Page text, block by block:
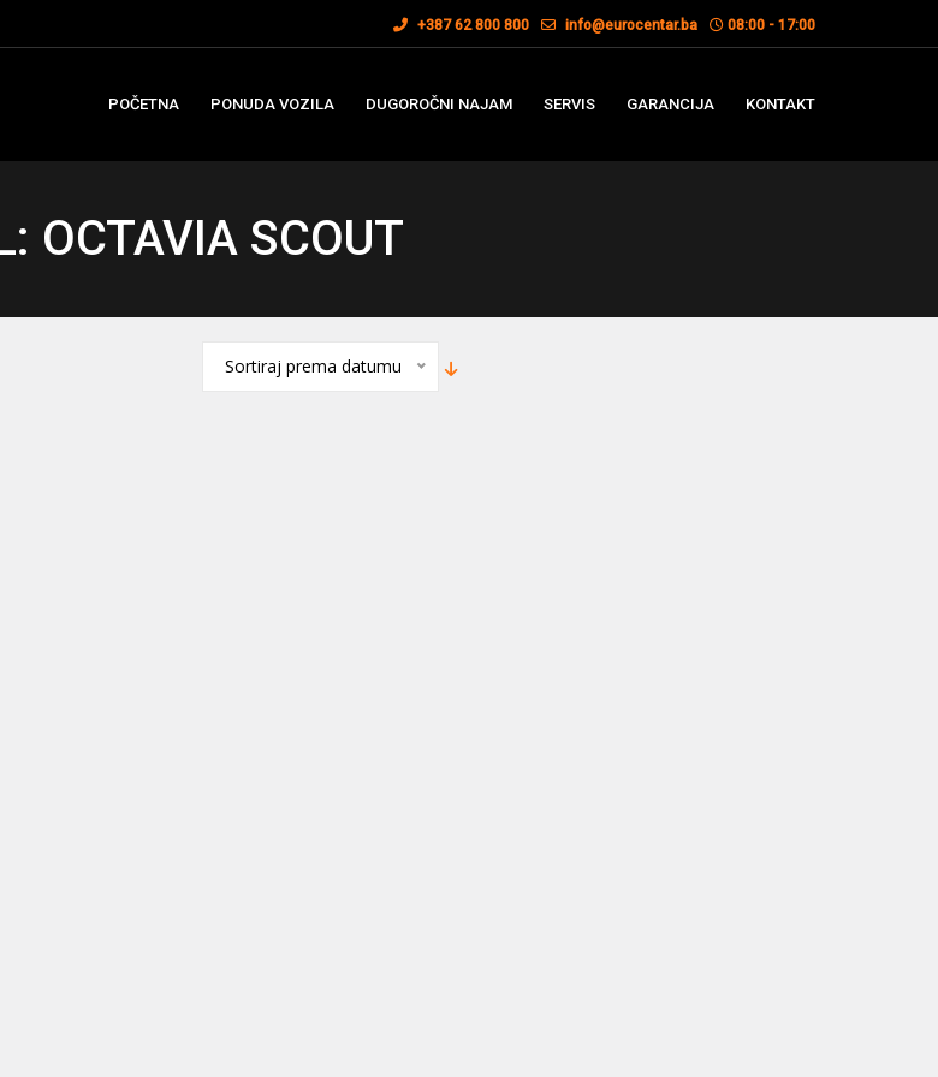
+387 62 800 800 info@eurocentar.ba 08:00 - 17:00
POČETNA PONUDA VOZILA DUGOROČNI NAJAM SERVIS GARANCIJA KONTAKT
OCTAVIA SCOUT
Sortiraj prema datumu